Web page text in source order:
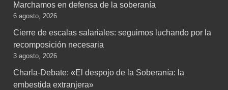
Marchamos en defensa de la soberanía
6 agosto, 2026
Cierre de escalas salariales: seguimos luchando por la
recomposición necesaria
3 agosto, 2026
Charla-Debate: «El despojo de la Soberanía: la
embestida extranjera»